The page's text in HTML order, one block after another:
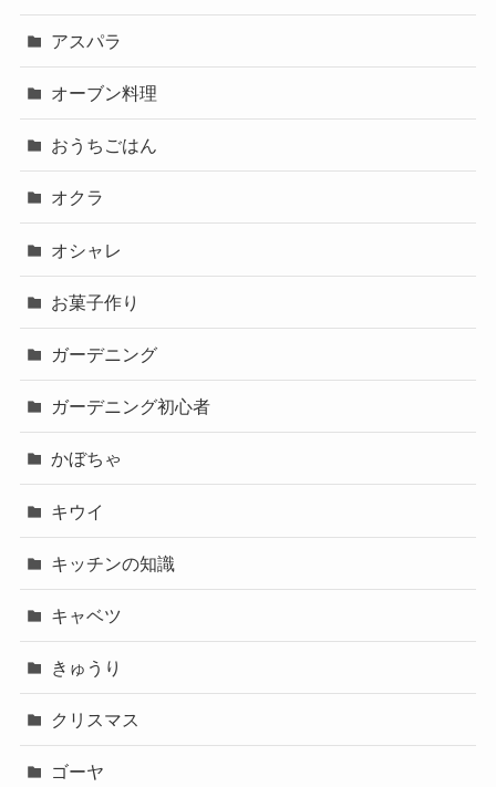
アスパラ
オーブン料理
おうちごはん
オクラ
オシャレ
お菓子作り
ガーデニング
ガーデニング初心者
かぼちゃ
キウイ
キッチンの知識
キャベツ
きゅうり
クリスマス
ゴーヤ